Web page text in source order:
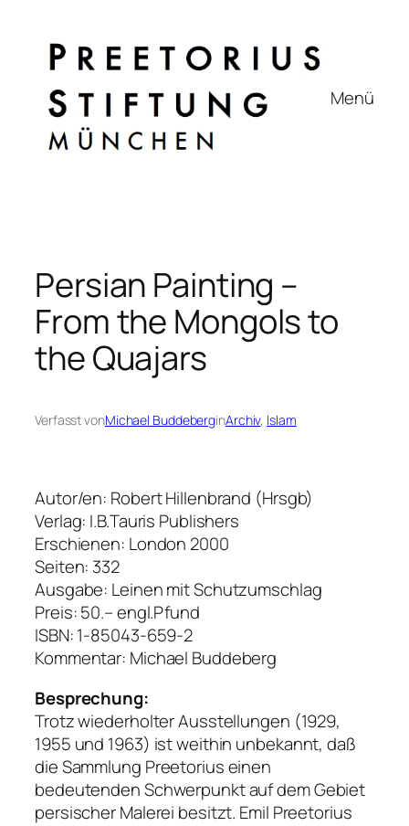
springen
Menü
Persian Painting –
From the Mongols to
the Quajars
Verfasst vonMichael BuddeberginArchiv, Islam
Autor/en: Robert Hillenbrand (Hrsgb)
Verlag: I.B.Tauris Publishers
Erschienen: London 2000
Seiten: 332
Ausgabe: Leinen mit Schutzumschlag
Preis: 50.– engl.Pfund
ISBN: 1-85043-659-2
Kommentar: Michael Buddeberg
Besprechung:
Trotz wiederholter Ausstellungen (1929,
1955 und 1963) ist weithin unbekannt, daß
die Sammlung Preetorius einen
bedeutenden Schwerpunkt auf dem Gebiet
persischer Malerei besitzt. Emil Preetorius